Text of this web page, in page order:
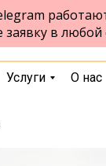
заявку в
Услуги О нас
Кемерово
выбрать город